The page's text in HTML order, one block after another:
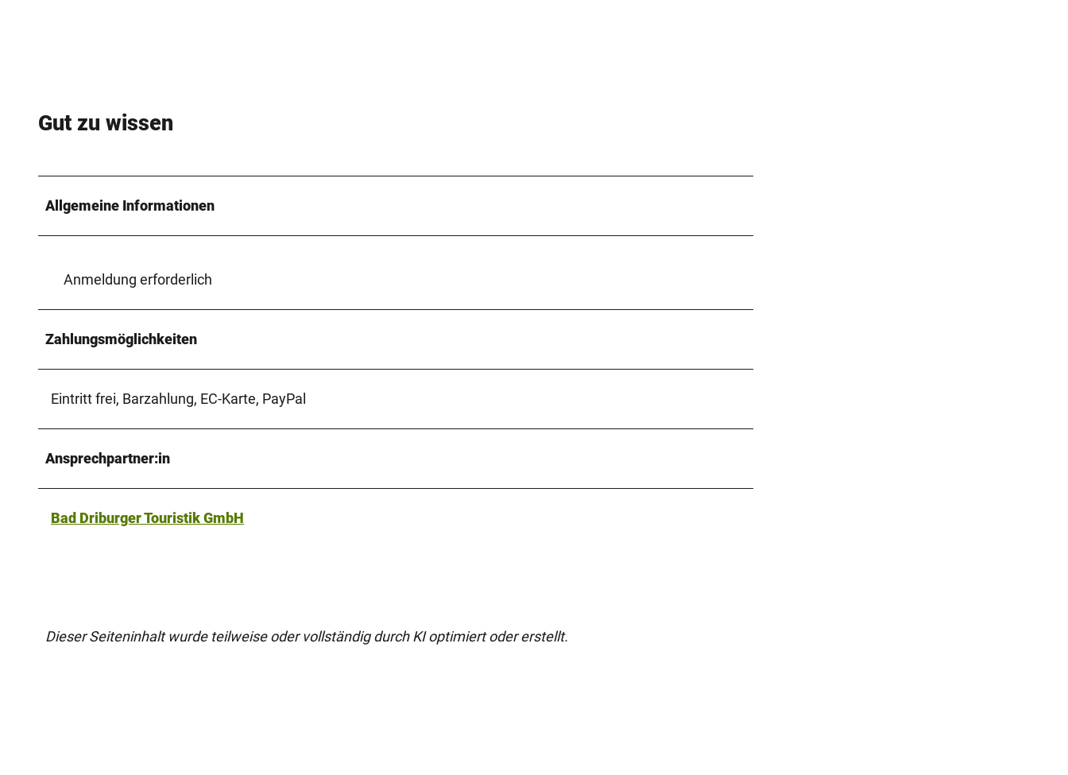
Gut zu wissen
Allgemeine Informationen
Anmeldung erforderlich
Zahlungsmöglichkeiten
Eintritt frei, Barzahlung, EC-Karte, PayPal
Ansprechpartner:in
Bad Driburger Touristik GmbH
Dieser Seiteninhalt wurde teilweise oder vollständig durch KI optimiert oder erstellt.